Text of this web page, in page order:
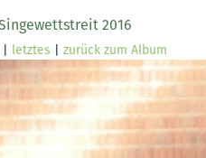
2016
letztes zurück zum Album